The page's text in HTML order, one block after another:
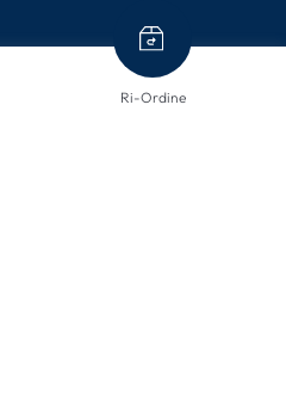
Ri-Ordine